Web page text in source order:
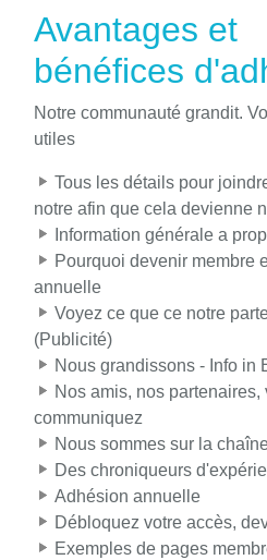
Avantages et
bénéfices
Notre communauté grandit.
utiles
Tous les détails pour
notre afin que cela devienne
Information générale a
Pourquoi devenir membre
annuelle
Voyez ce que ce notre
(Publicité)
Nous grandissons - Info in
Nos amis, nos
communiquez
Nous sommes sur la
Des chroniqueurs
Adhésion annuelle
Débloquez votre accès,
Exemples de pages